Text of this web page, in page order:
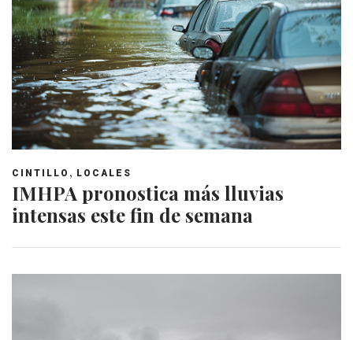
CINTILLO , LOCALES
IMHPA pronostica más lluvias
intensas este fin de semana